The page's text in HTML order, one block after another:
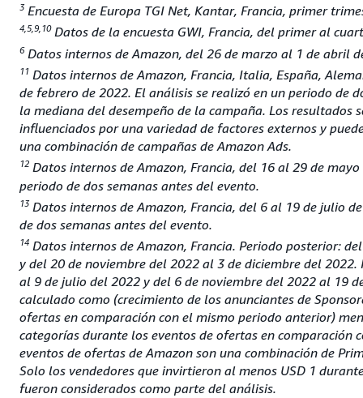
3 Encuesta de Europa TGI Net, Kantar, Francia, primer
4,5,9,10Datos de la encuesta GWI, Francia, del primer al
6Datos internos de Amazon, del 26 de marzo al 1 de abril
11 Datos internos de Amazon, Francia, Italia, España,
de febrero de 2022. El análisis se realizó en un periodo de
la mediana del desempeño de la campaña. Los resultados
influenciados por una variedad de factores externos y
una combinación de campañas de Amazon Ads.
12 Datos internos de Amazon, Francia, del 16 al 29 de
periodo de dos semanas antes del evento.
13 Datos internos de Amazon, Francia, del 6 al 19 de julio
de dos semanas antes del evento.
14 Datos internos de Amazon, Francia. Periodo posterior:
y del 20 de noviembre del 2022 al 3 de diciembre del
al 9 de julio del 2022 y del 6 de noviembre del 2022 al 19
calculado como (crecimiento de los anunciantes de
ofertas en comparación con el mismo periodo anterior)
categorías durante los eventos de ofertas en comparación
eventos de ofertas de Amazon son una combinación de
Solo los vendedores que invirtieron al menos USD 1
fueron considerados como parte del análisis.